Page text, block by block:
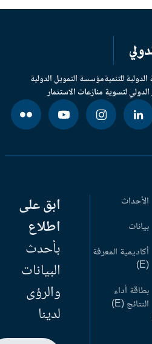
للتنميةمؤسسة التمويل الدولية
لتسوية منازعات الاستثمار
الأحداث
بيانات
أكاديمية المعرفة
بطاقة أداء
النتائج (E)
ابق على
اطلاع
بأحدث
البيانات
والرؤى
لدينا